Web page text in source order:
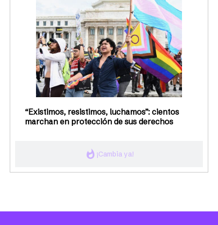
whatshot ¡Cambia ya!
“Existimos, resistimos, luchamos”: cientos
marchan en protección de sus derechos